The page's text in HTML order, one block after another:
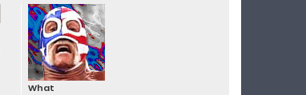
What